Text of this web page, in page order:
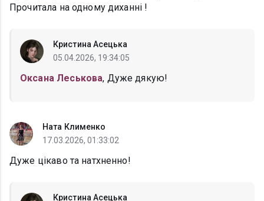
Прочитала на одному диханні !
Кристина Асецька
05.04.2026, 19:34:05
Оксана Леськова, Дуже дякую!
Ната Клименко
17.03.2026, 01:33:02
Дуже цікаво та натхненно!
Кристина Асецька